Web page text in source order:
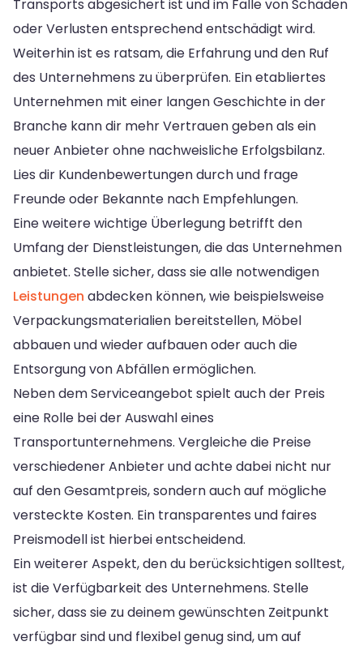
Transports abgesichert ist und im Falle von Schäden
oder Verlusten entsprechend entschädigt wird.
Weiterhin ist es ratsam, die Erfahrung und den Ruf
des Unternehmens zu überprüfen. Ein etabliertes
Unternehmen mit einer langen Geschichte in der
Branche kann dir mehr Vertrauen geben als ein
neuer Anbieter ohne nachweisliche Erfolgsbilanz.
Lies dir Kundenbewertungen durch und frage
Freunde oder Bekannte nach Empfehlungen.
Eine weitere wichtige Überlegung betrifft den
Umfang der Dienstleistungen, die das Unternehmen
anbietet. Stelle sicher, dass sie alle notwendigen
Leistungen abdecken können, wie beispielsweise
Verpackungsmaterialien bereitstellen, Möbel
abbauen und wieder aufbauen oder auch die
Entsorgung von Abfällen ermöglichen.
Neben dem Serviceangebot spielt auch der Preis
eine Rolle bei der Auswahl eines
Transportunternehmens. Vergleiche die Preise
verschiedener Anbieter und achte dabei nicht nur
auf den Gesamtpreis, sondern auch auf mögliche
versteckte Kosten. Ein transparentes und faires
Preismodell ist hierbei entscheidend.
Ein weiterer Aspekt, den du berücksichtigen solltest,
ist die Verfügbarkeit des Unternehmens. Stelle
sicher, dass sie zu deinem gewünschten Zeitpunkt
verfügbar sind und flexibel genug sind, um auf